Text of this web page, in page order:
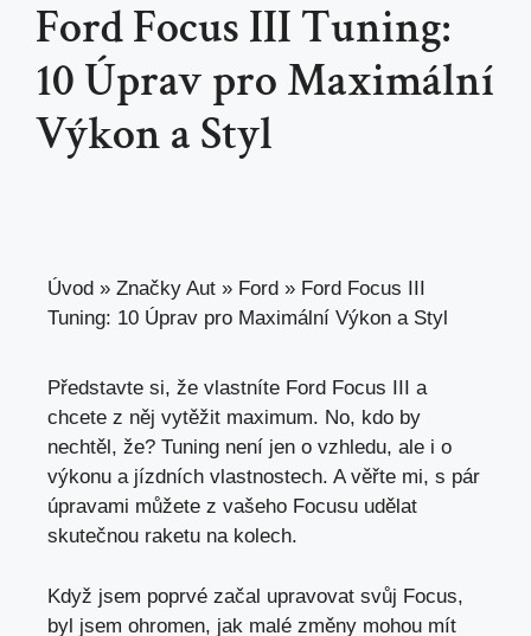
Ford Focus III Tuning:
10 Úprav pro Maximální
Výkon a Styl
Úvod » Značky Aut » Ford » Ford Focus III
Tuning: 10 Úprav pro Maximální Výkon a Styl
Představte si, že vlastníte Ford Focus III a
chcete z něj vytěžit maximum. No, kdo by
nechtěl, že? Tuning není jen o vzhledu, ale i o
výkonu a jízdních vlastnostech. A věřte mi, s pár
úpravami můžete z vašeho Focusu udělat
skutečnou raketu na kolech.
Když jsem poprvé začal upravovat svůj Focus,
byl jsem ohromen, jak malé změny mohou mít